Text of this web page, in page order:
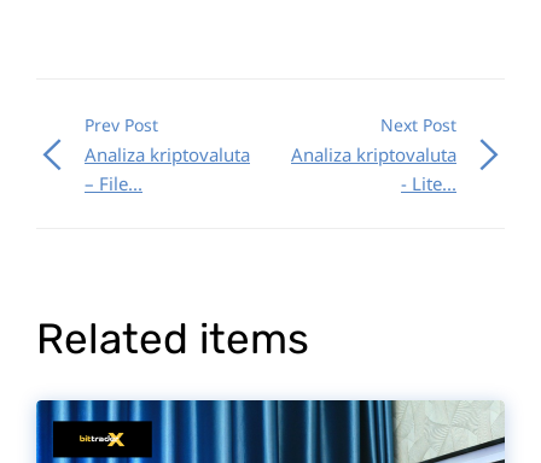
Prev Post
Analiza kriptovaluta
– File...
Next Post
Analiza kriptovaluta
- Lite...
Related items